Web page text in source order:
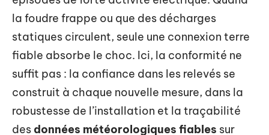
la foudre frappe ou que des décharges
statiques circulent, seule une connexion terre
fiable absorbe le choc. Ici, la conformité ne
suffit pas : la confiance dans les relevés se
construit à chaque nouvelle mesure, dans la
robustesse de l’installation et la traçabilité
des données météorologiques fiables sur